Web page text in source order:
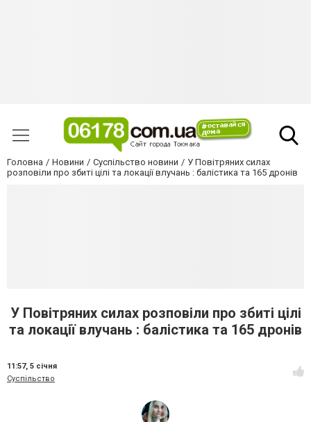
Головна Новини Суспільство новини
У Повітряних силах
розповіли про збиті цілі та локації влучань : балістика та 165 дронів
У Повітряних силах розповіли про збиті цілі
та локації влучань : балістика та 165 дронів
11:57, 5 січня
Суспільство